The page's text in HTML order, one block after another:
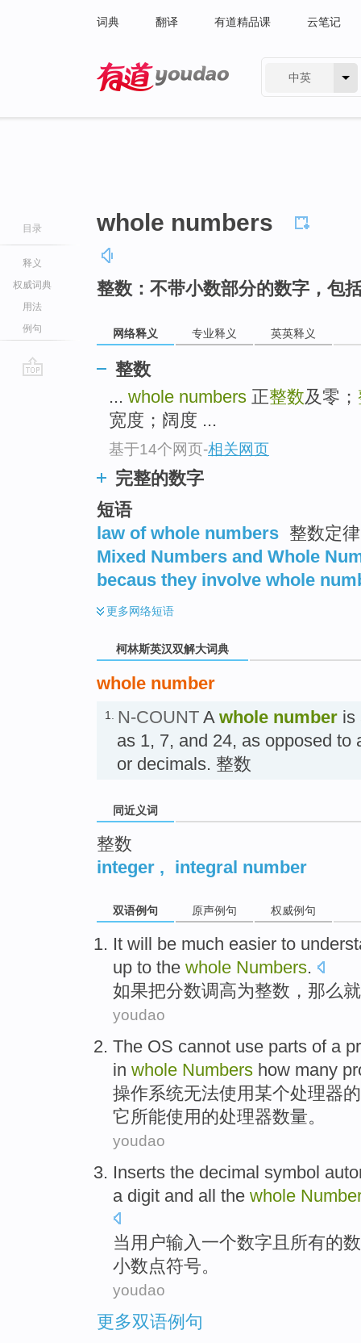
词典 翻译 有道精品课 云笔记
中英
目录
释义
权威词典
用法
例句
whole numbers
整数：不带小数部分的数字，包
网络释义 专业释义 英英释义
整数
... whole numbers 正整数及零；
宽度；阔度 ...
基于14个网页-相关网页
完整的数字
短语
law of whole numbers 整数定律
Mixed Numbers and Whole
becaus they involve whole
更多网络短语
柯林斯英汉双解大词典
whole number
1. N-COUNT A whole number is
as 1, 7, and 24, as opposed to
or decimals. 整数
同近义词
整数
integer , integral number
双语例句 原声例句 权威例句
It will be much easier to
up to the whole Numbers.
如果把分数调高为整数，那么就
youdao
The OS cannot use parts of a
in whole Numbers how many
操作系统无法使用 某个处理器的
它所能使用的处理器数量。
youdao
Inserts the decimal symbol
a digit and all the whole
当 用户输入 一个数字 且 所有的
小数点符号。
youdao
更多双语例句